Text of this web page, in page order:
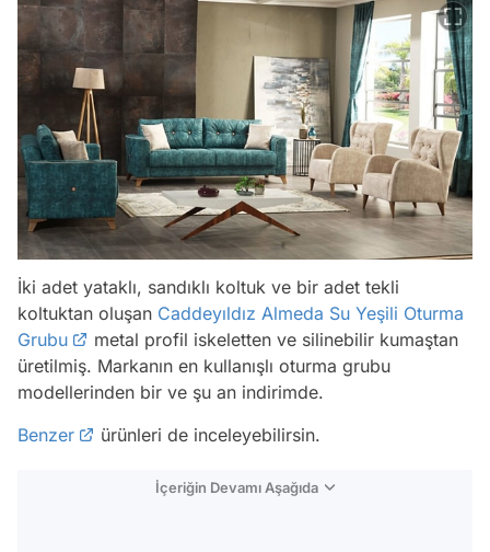
İki adet yataklı, sandıklı koltuk ve bir adet tekli
koltuktan oluşan Caddeyıldız Almeda Su Yeşili Oturma
Grubu
metal profil iskeletten ve silinebilir kumaştan
üretilmiş. Markanın en kullanışlı oturma grubu
modellerinden bir ve şu an indirimde.
Benzer
ürünleri de inceleyebilirsin.
İçeriğin Devamı Aşağıda